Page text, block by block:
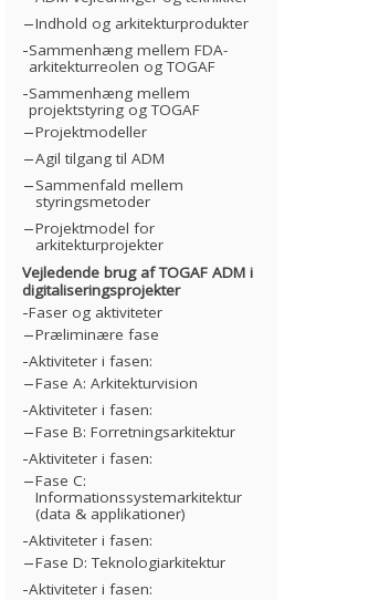
Indhold og arkitekturprodukter
Sammenhæng mellem FDA-
arkitekturreolen og TOGAF
Sammenhæng mellem
projektstyring og TOGAF
Projektmodeller
Agil tilgang til ADM
Sammenfald mellem
styringsmetoder
Projektmodel for
arkitekturprojekter
Vejledende brug af TOGAF ADM i
digitaliseringsprojekter
Faser og aktiviteter
Præliminære fase
Aktiviteter i fasen:
Fase A: Arkitekturvision
Aktiviteter i fasen:
Fase B: Forretningsarkitektur
Aktiviteter i fasen:
Fase C:
Informationssystemarkitektur
(data & applikationer)
Aktiviteter i fasen:
Fase D: Teknologiarkitektur
Aktiviteter i fasen: